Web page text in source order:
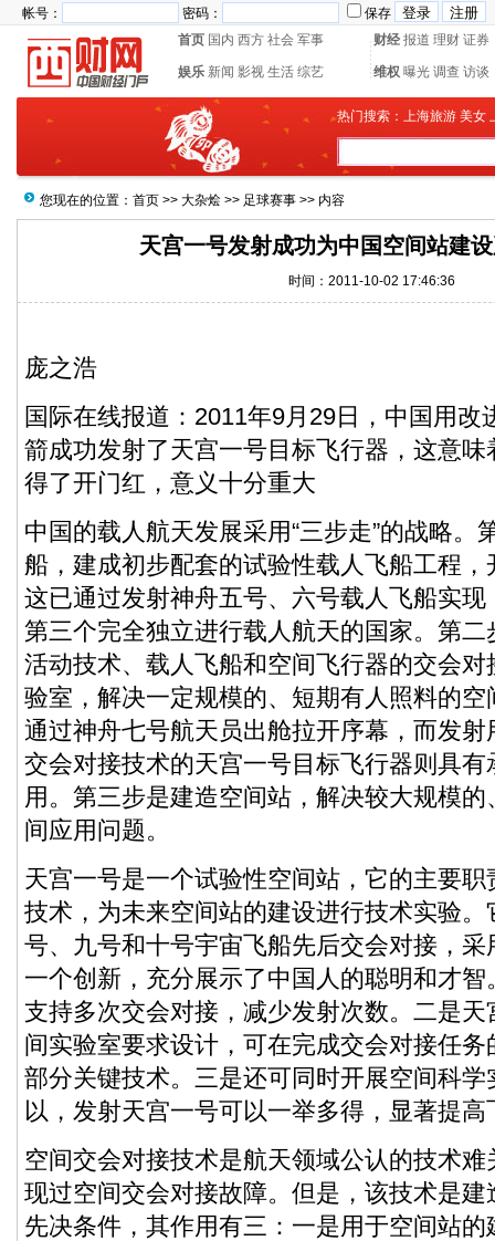
帐号： 密码：
保存
首页 国内 西方 社会 军事 财经 报道 理财 证券
娱乐 新闻 影视 生活 综艺 维权 曝光 调查 访谈
热门搜索： 上海旅游 美女
您现在的位置： 首页 >> 大杂烩 >> 足球赛事 >> 内容
天宫一号发射成功为中国空间站建
时间：2011-10-02 17:46:36
庞之浩
国际在线报道：2011年9月29日，中国用改
箭成功发射了天宫一号目标飞行器，这意
得了开门红，意义十分重大
中国的载人航天发展采用“三步走”的战略。
船，建成初步配套的试验性载人飞船工程
这已通过发射神舟五号、六号载人飞船实
第三个完全独立进行载人航天的国家。第
活动技术、载人飞船和空间飞行器的交会
验室，解决一定规模的、短期有人照料的
通过神舟七号航天员出舱拉开序幕，而发
交会对接技术的天宫一号目标飞行器则具
用。第三步是建造空间站，解决较大规模
间应用问题。
天宫一号是一个试验性空间站，它的主要
技术，为未来空间站的建设进行技术实验
号、九号和十号宇宙飞船先后交会对接，
一个创新，充分展示了中国人的聪明和才
支持多次交会对接，减少发射次数。二是
间实验室要求设计，可在完成交会对接任
部分关键技术。三是还可同时开展空间科
以，发射天宫一号可以一举多得，显著提
空间交会对接技术是航天领域公认的技术
现过空间交会对接故障。但是，该技术是
先决条件，其作用有三：一是用于空间站